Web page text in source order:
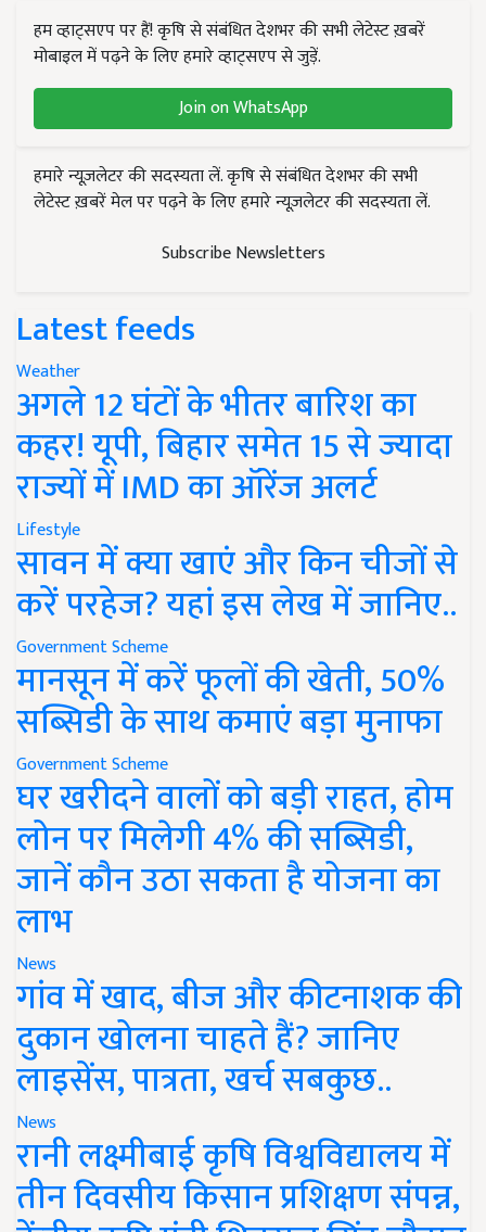
हम व्हाट्सएप पर हैं! कृषि से संबंधित देशभर की सभी लेटेस्ट ख़बरें
मोबाइल में पढ़ने के लिए हमारे व्हाट्सएप से जुड़ें.
Join on WhatsApp
हमारे न्यूज़लेटर की सदस्यता लें. कृषि से संबंधित देशभर की सभी
लेटेस्ट ख़बरें मेल पर पढ़ने के लिए हमारे न्यूज़लेटर की सदस्यता लें.
Subscribe Newsletters
Latest feeds
Weather
अगले 12 घंटों के भीतर बारिश का
कहर! यूपी, बिहार समेत 15 से ज्यादा
राज्यों में IMD का ऑरेंज अलर्ट
Lifestyle
सावन में क्या खाएं और किन चीजों से
करें परहेज? यहां इस लेख में जानिए..
Government Scheme
मानसून में करें फूलों की खेती, 50%
सब्सिडी के साथ कमाएं बड़ा मुनाफा
Government Scheme
घर खरीदने वालों को बड़ी राहत, होम
लोन पर मिलेगी 4% की सब्सिडी,
जानें कौन उठा सकता है योजना का
लाभ
News
गांव में खाद, बीज और कीटनाशक की
दुकान खोलना चाहते हैं? जानिए
लाइसेंस, पात्रता, खर्च सबकुछ..
News
रानी लक्ष्मीबाई कृषि विश्वविद्यालय में
तीन दिवसीय किसान प्रशिक्षण संपन्न,